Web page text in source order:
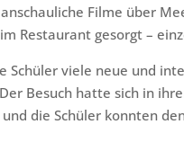
Filme über
Restaurant gesorgt –
Schüler viele neue und
Besuch hatte sich in
die Schüler konnten